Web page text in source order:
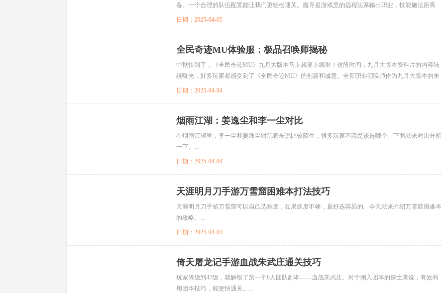
备。一个合理的队伍配置能让我们更轻松通关。魔导是游戏里的远程法系输出职业，技能施法距离
远，控制能力也不错，在巢穴...
日期：2025-04-05
全民奇迹MU体验服：极品召唤师揭秘
中秋快到了，《全民奇迹MU》九月大版本马上就要上线啦！这段时间，九月大版本资料片的内容陆
续曝光，好多玩家都感受到了《全民奇迹MU》的创新和诚意。全新职业召唤师作为九月大版本的重
头戏，受到了奇迹玩家们的...
日期：2025-04-04
烟雨江湖：姜逸尘和李一尘对比
在烟雨江湖里，李一尘和姜逸尘对玩家来说比较陌生，很多玩家不清楚该选哪个。下面就来对比分析
一下。...
日期：2025-04-04
天涯明月刀手游万雪窟困难本打法技巧
天涯明月刀手游万雪窟可以自己选难度，如果练度不够，最好选容易的。今天就来介绍万雪窟困难本
的攻略。...
日期：2025-04-03
倚天屠龙记手游血战朱武庄通关技巧
玩家等级到47级，就解锁了第一个8人团队副本——血战朱武庄。对于刚入团本的侠士来说，有效利
用团本技巧，能更快通关。...